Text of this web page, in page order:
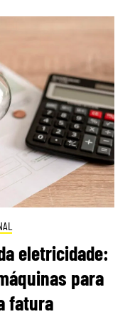
eletricidade:
para
fatura